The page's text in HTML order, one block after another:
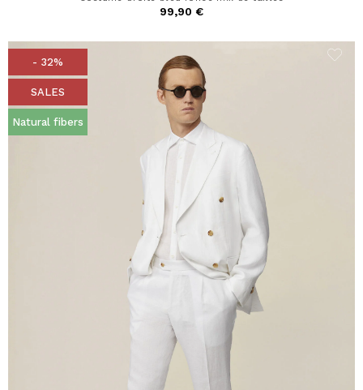
99,90 €
- 32%
SALES
Natural fibers